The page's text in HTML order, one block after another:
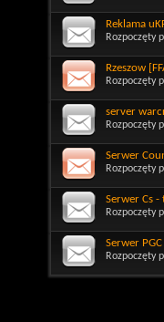
Reklama
Rozpoczęty
Rzeszow
Rozpoczęty
server
Rozpoczęty
Serwer
Rozpoczęty
Serwer Cs -
Rozpoczęty
Serwer
Rozpoczęty